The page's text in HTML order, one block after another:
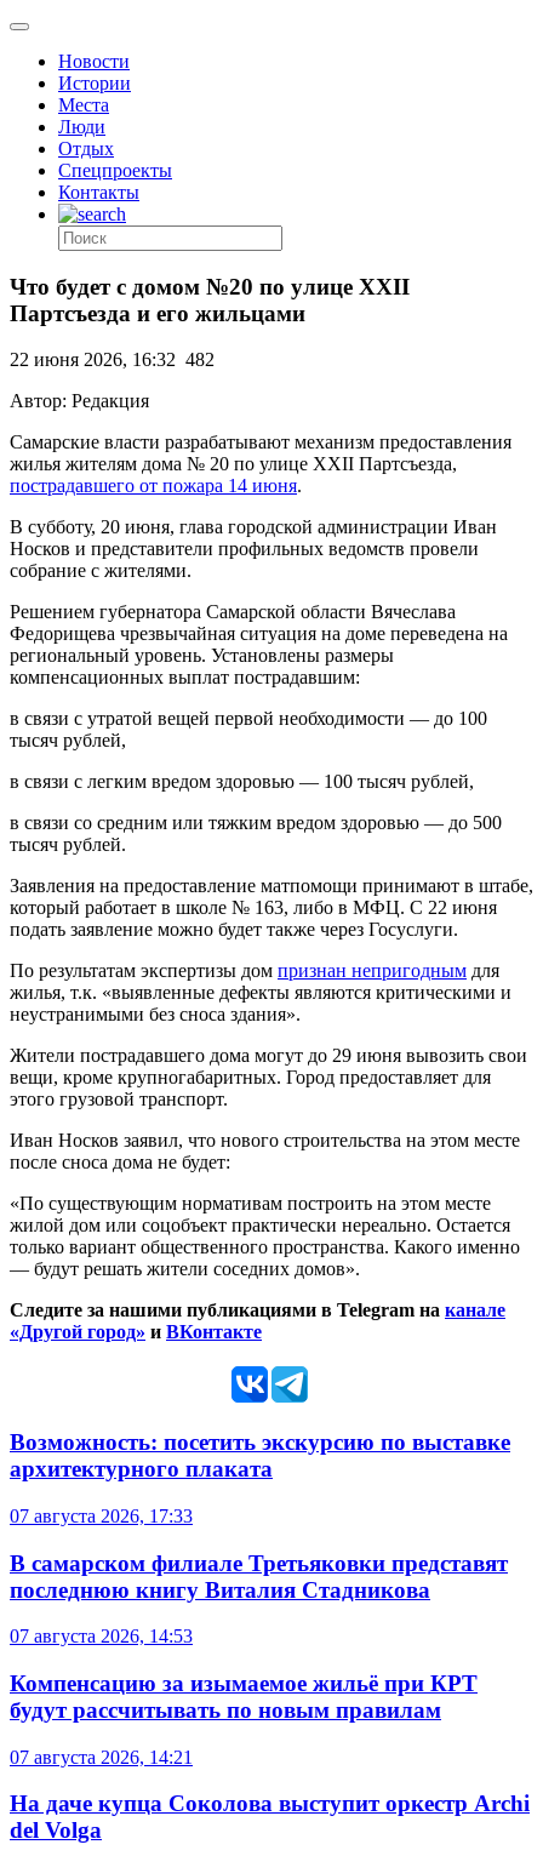
Новости
Истории
Места
Люди
Отдых
Спецпроекты
Контакты
Что будет с домом №20 по улице XXII
Партсъезда и его жильцами
22 июня 2026, 16:32 482
Автор: Редакция
Самарские власти разрабатывают механизм предоставления
жилья жителям дома № 20 по улице XXII Партсъезда,
пострадавшего от пожара 14 июня.
В субботу, 20 июня, глава городской администрации Иван
Носков и представители профильных ведомств провели
собрание с жителями.
Решением губернатора Самарской области Вячеслава
Федорищева чрезвычайная ситуация на доме переведена на
региональный уровень. Установлены размеры
компенсационных выплат пострадавшим:
в связи с утратой вещей первой необходимости — до 100
тысяч рублей,
в связи с легким вредом здоровью — 100 тысяч рублей,
в связи со средним или тяжким вредом здоровью — до 500
тысяч рублей.
Заявления на предоставление матпомощи принимают в штабе,
который работает в школе № 163, либо в МФЦ. С 22 июня
подать заявление можно будет также через Госуслуги.
По результатам экспертизы дом признан непригодным для
жилья, т.к. «выявленные дефекты являются критическими и
неустранимыми без сноса здания».
Жители пострадавшего дома могут до 29 июня вывозить свои
вещи, кроме крупногабаритных. Город предоставляет для
этого грузовой транспорт.
Иван Носков заявил, что нового строительства на этом месте
после сноса дома не будет:
«По существующим нормативам построить на этом месте
жилой дом или соцобъект практически нереально. Остается
только вариант общественного пространства. Какого именно
— будут решать жители соседних домов».
Следите за нашими публикациями в Telegram на канале
«Другой город» и ВКонтакте
Возможность: посетить экскурсию по выставке
архитектурного плаката
07 августа 2026, 17:33
В самарском филиале Третьяковки представят
последнюю книгу Виталия Стадникова
07 августа 2026, 14:53
Компенсацию за изымаемое жильё при КРТ
будут рассчитывать по новым правилам
07 августа 2026, 14:21
На даче купца Соколова выступит оркестр Archi
del Volga